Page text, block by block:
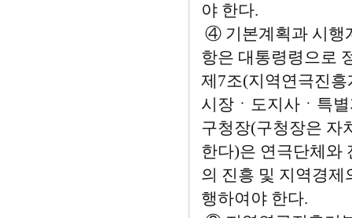
야 한다.
④ 기본계획과 시행
항은 대통령령으로
제7조(지역연극진
시장ㆍ도지사ㆍ특
구청장(구청장은 자
한다)은 연극단체와
의 진흥 및 지역경
행하여야 한다.